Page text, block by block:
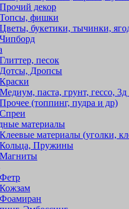
Прочий декор
Топсы, фишки
Цветы, букетики, тычинки,
Чипборд
Глиттер, песок
Дотсы, Дропсы
Краски
Медиум, паста, грунт, гессо, 3д
Прочее (топпинг, пудра и др)
Спреи
материалы
Клеевые материалы (уголки,
Кольца, Пружины
Магниты
Фетр
Кожзам
Фоамиран